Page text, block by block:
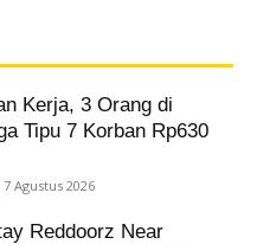
Kerja, 3 Orang di
Tipu 7 Korban Rp630
7 Agustus 2026
Reddoorz Near